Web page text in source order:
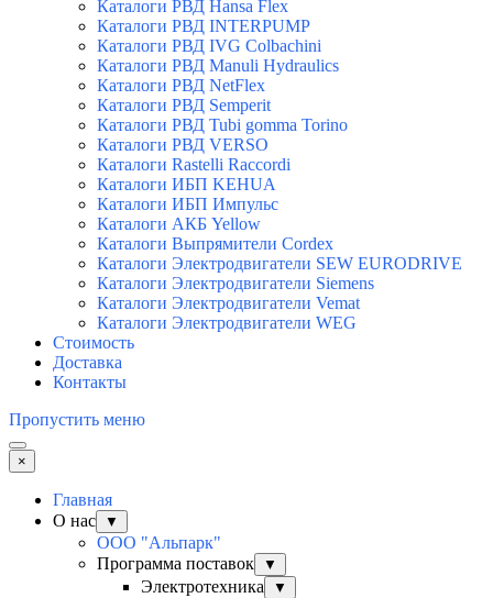
Каталоги РВД Hansa Flex
Каталоги РВД INTERPUMP
Каталоги РВД IVG Colbachini
Каталоги РВД Manuli Hydraulics
Каталоги РВД NetFlex
Каталоги РВД Semperit
Каталоги РВД Tubi gomma Torino
Каталоги РВД VERSO
Каталоги Rastelli Raccordi
Каталоги ИБП KEHUA
Каталоги ИБП Импульс
Каталоги АКБ Yellow
Каталоги Выпрямители Cordex
Каталоги Электродвигатели SEW EURODRIVE
Каталоги Электродвигатели Siemens
Каталоги Электродвигатели Vemat
Каталоги Электродвигатели WEG
Стоимость
Доставка
Контакты
Пропустить меню
×
Главная
О нас
▼
ООО "Альпарк"
Программа поставок
▼
Электротехника ▼